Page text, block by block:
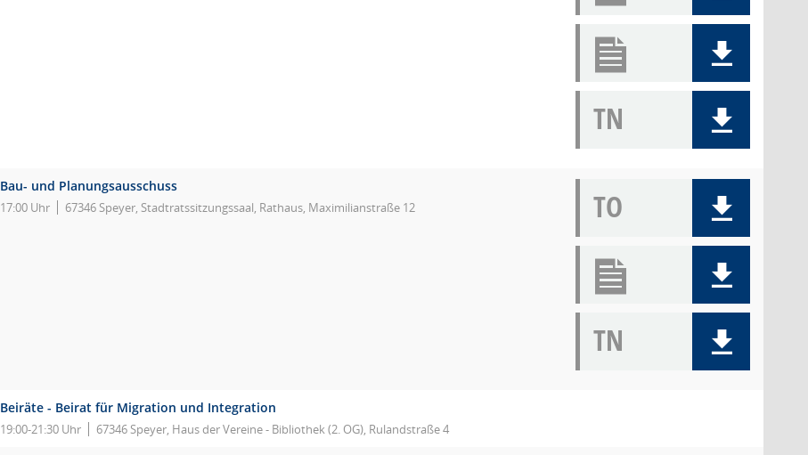
TN
Bau- und Planungsausschuss
17:00 Uhr 67346 Speyer, Stadtratssitzungssaal, Rathaus, Maximilianstraße 12 TO
TN
Beiräte - Beirat für Migration und Integration
19:00-21:30 Uhr 67346 Speyer, Haus der Vereine - Bibliothek (2. OG), Rulandstraße 4